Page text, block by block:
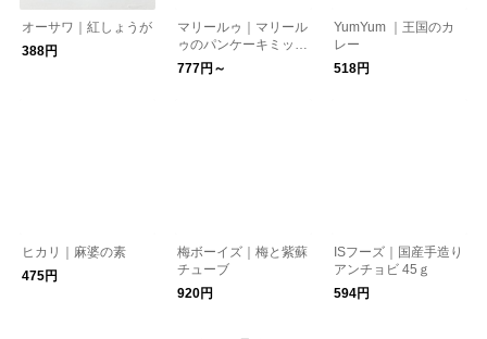
オーサワ｜紅しょうが
388円
マリールゥ｜マリール
ゥのパンケーキミック
ス
777円～
YumYum ｜王国のカ
レー
518円
ヒカリ｜麻婆の素
475円
梅ボーイズ｜梅と紫蘇
チューブ
920円
ISフーズ｜国産手造り
アンチョビ 45ｇ
594円